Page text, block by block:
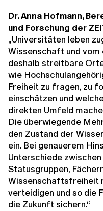
Dr. Anna Hofmann,
und Forschung der
„Universitäten leben
Wissenschaft und
deshalb streitbare
wie
Freiheit zu fragen, zu
einschätzen und
direkten Umfeld
Die überwiegende
den Zustand der
ein. Bei genauerem
Unterschiede
Statusgruppen,
Wissenschaftsfreiheit
verteidigen und so die
die Zukunft sichern.“